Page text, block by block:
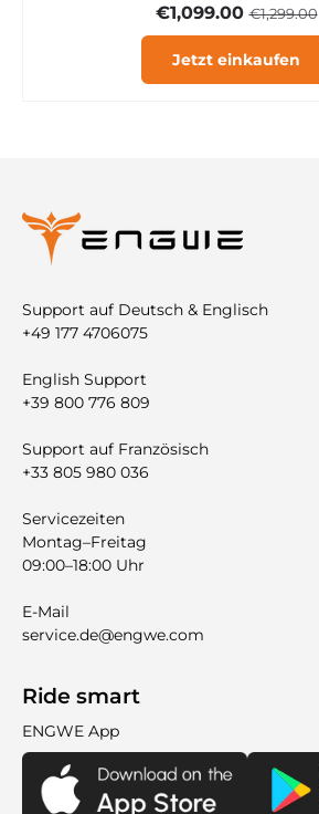
€1,099.00€1,299.00
Jetzt einkaufen
Support auf Deutsch & Englisch
+49 177 4706075
English Support
+39 800 776 809
Support auf Französisch
+33 805 980 036
Servicezeiten
Montag–Freitag
09:00–18:00 Uhr
E-Mail
service.de@engwe.com
Ride smart
ENGWE App